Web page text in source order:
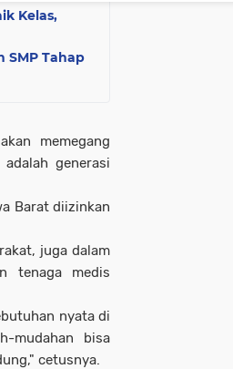
Kelas,
SMP Tahap
memegang
generasi
Barat diizinkan
juga dalam
tenaga medis
nyata di
mudahan bisa
cetusnya.